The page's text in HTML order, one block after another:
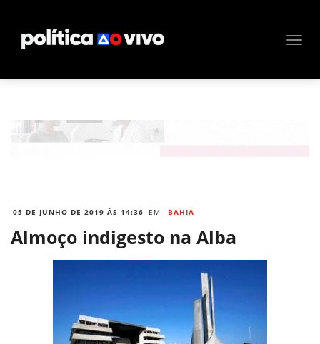
05 DE JUNHO DE 2019 ÀS 14:36 EM BAHIA
Almoço indigesto na Alba